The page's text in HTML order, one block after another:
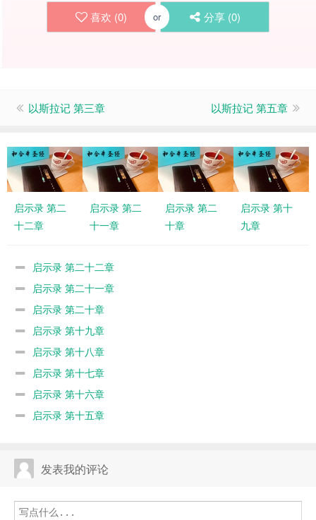
喜欢 (0) or 分享 (0)
以斯拉记 第三章 以斯拉记 第五章
启示录 第二
十二章
启示录 第二
十一章
启示录 第二
十章
启示录 第十
九章
启示录 第二十二章
启示录 第二十一章
启示录 第二十章
启示录 第十九章
启示录 第十八章
启示录 第十七章
启示录 第十六章
启示录 第十五章
发表我的评论